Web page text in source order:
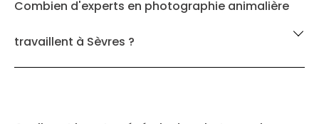
Combien d'experts en photographie animalière
travaillent à Sèvres ?